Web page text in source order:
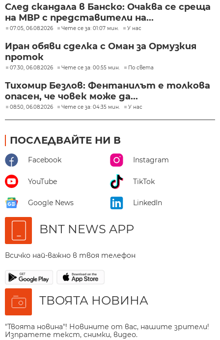
След скандала в Банско: Очаква се среща
на МВР с представители на...
07:05, 06.08.2026 Чете се за: 01:07 мин. У нас
Иран обяви сделка с Оман за Ормузкия
проток
07:30, 06.08.2026 Чете се за: 00:55 мин. По света
Тихомир Безлов: Фентанилът е толкова
опасен, че човек може да...
08:50, 06.08.2026 Чете се за: 04:35 мин. У нас
ПОСЛЕДВАЙТЕ НИ В
Facebook Instagram
YouTube TikTok
Google News LinkedIn
BNT NEWS APP
Всичко най-важно в твоя телефон
ТВОЯТА НОВИНА
"Твоята новина"! Новините от вас, нашите зрители!
Изпратете текст, снимки, видео.